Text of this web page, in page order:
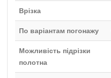
Врізка
По варіантам погонажу
Можливість підрізки
полотна